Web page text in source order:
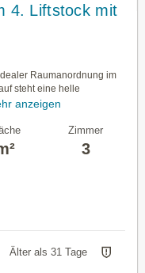
4. Liftstock mit
Raumanordnung im
steht eine helle
anzeigen
Zimmer
3
Älter als 31 Tage